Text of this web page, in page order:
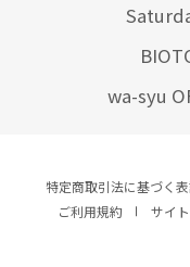
wa-syu
特定商取引法に基づく
ご利用規約
サイ